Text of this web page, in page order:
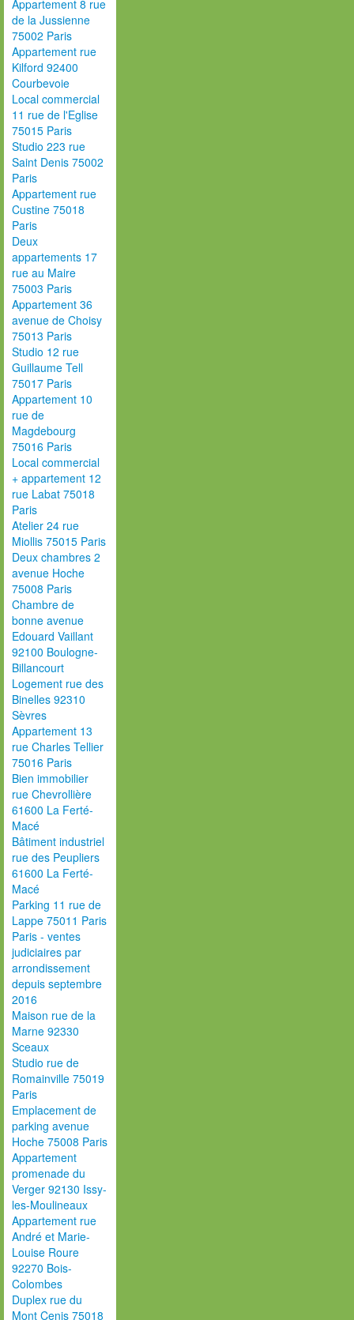
Appartement 8 rue
de la Jussienne
75002 Paris
Appartement rue
Kilford 92400
Courbevoie
Local commercial
11 rue de l'Eglise
75015 Paris
Studio 223 rue
Saint Denis 75002
Paris
Appartement rue
Custine 75018
Paris
Deux
appartements 17
rue au Maire
75003 Paris
Appartement 36
avenue de Choisy
75013 Paris
Studio 12 rue
Guillaume Tell
75017 Paris
Appartement 10
rue de
Magdebourg
75016 Paris
Local commercial
+ appartement 12
rue Labat 75018
Paris
Atelier 24 rue
Miollis 75015 Paris
Deux chambres 2
avenue Hoche
75008 Paris
Chambre de
bonne avenue
Edouard Vaillant
92100 Boulogne-
Billancourt
Logement rue des
Binelles 92310
Sèvres
Appartement 13
rue Charles Tellier
75016 Paris
Bien immobilier
rue Chevrollière
61600 La Ferté-
Macé
Bâtiment industriel
rue des Peupliers
61600 La Ferté-
Macé
Parking 11 rue de
Lappe 75011 Paris
Paris - ventes
judiciaires par
arrondissement
depuis septembre
2016
Maison rue de la
Marne 92330
Sceaux
Studio rue de
Romainville 75019
Paris
Emplacement de
parking avenue
Hoche 75008 Paris
Appartement
promenade du
Verger 92130 Issy-
les-Moulineaux
Appartement rue
André et Marie-
Louise Roure
92270 Bois-
Colombes
Duplex rue du
Mont Cenis 75018